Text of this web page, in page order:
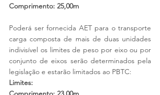
Comprimento: 25,00m
Poderá ser fornecida AET para o transporte
carga composta de mais de duas unidades
indivisível os limites de peso por eixo ou por
conjunto de eixos serão determinados pela
legislação e estarão limitados ao PBTC:
Limites: